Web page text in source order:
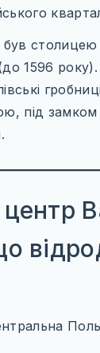
був
1596
під
центр